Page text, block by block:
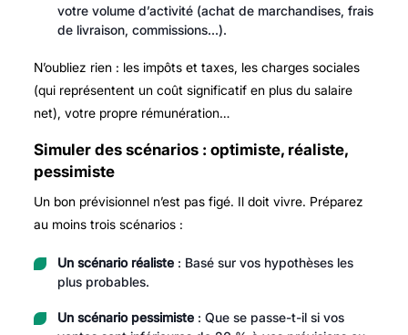
votre volume d’activité (achat de marchandises, frais
de livraison, commissions…).
N’oubliez rien : les impôts et taxes, les charges sociales
(qui représentent un coût significatif en plus du salaire
net), votre propre rémunération…
Simuler des scénarios : optimiste, réaliste,
pessimiste
Un bon prévisionnel n’est pas figé. Il doit vivre. Préparez
au moins trois scénarios :
Un scénario réaliste: Basé sur vos hypothèses les
plus probables.
Un scénario pessimiste: Que se passe-t-il si vos